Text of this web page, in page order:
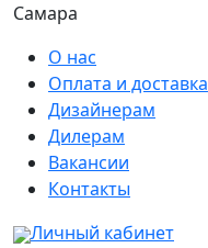
Самара
О нас
Оплата и доставка
Дизайнерам
Дилерам
Вакансии
Контакты
Личный кабинет